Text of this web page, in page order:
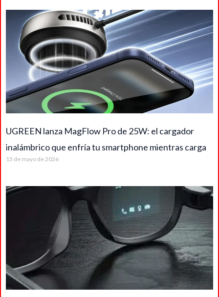
UGREEN lanza MagFlow Pro de 25W: el cargador
inalámbrico que enfría tu smartphone mientras carga
13 de mayo de 2026